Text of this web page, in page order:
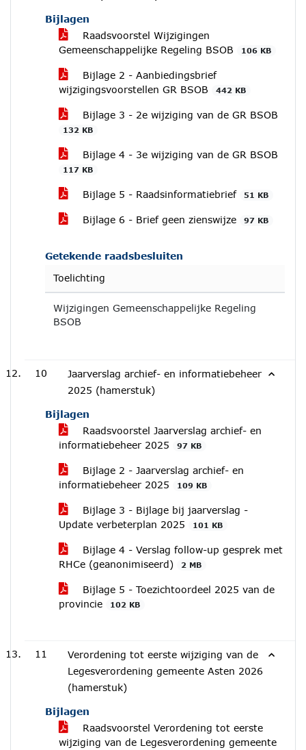
Bijlagen
Raadsvoorstel Wijzigingen
Gemeenschappelijke Regeling BSOB
106 KB
Bijlage 2 - Aanbiedingsbrief
wijzigingsvoorstellen GR BSOB
442 KB
Bijlage 3 - 2e wijziging van de GR BSOB
132 KB
Bijlage 4 - 3e wijziging van de GR BSOB
117 KB
Bijlage 5 - Raadsinformatiebrief 51 KB
Bijlage 6 - Brief geen zienswijze 97 KB
Getekende raadsbesluiten
Toelichting
Wijzigingen Gemeenschappelijke Regeling
BSOB
10
Jaarverslag archief- en informatiebeheer
2025 (hamerstuk)
Bijlagen
Raadsvoorstel Jaarverslag archief- en
informatiebeheer 2025
97 KB
Bijlage 2 - Jaarverslag archief- en
informatiebeheer 2025
109 KB
Bijlage 3 - Bijlage bij jaarverslag -
Update verbeterplan 2025
101 KB
Bijlage 4 - Verslag follow-up gesprek met
RHCe (geanonimiseerd)
2 MB
Bijlage 5 - Toezichtoordeel 2025 van de
provincie
102 KB
11
Verordening tot eerste wijziging van de
Legesverordening gemeente Asten 2026
(hamerstuk)
Bijlagen
Raadsvoorstel Verordening tot eerste
wijziging van de Legesverordening gemeente